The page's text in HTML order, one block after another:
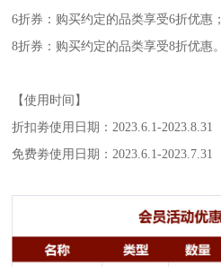
6折券：购买约定的品类享受6折优惠；
8折券：购买约定的品类享受8折优惠。
【使用时间】
折扣劵使用日期：2023.6.1-2023.8.31
免费劵使用日期：2023.6.1-2023.7.31